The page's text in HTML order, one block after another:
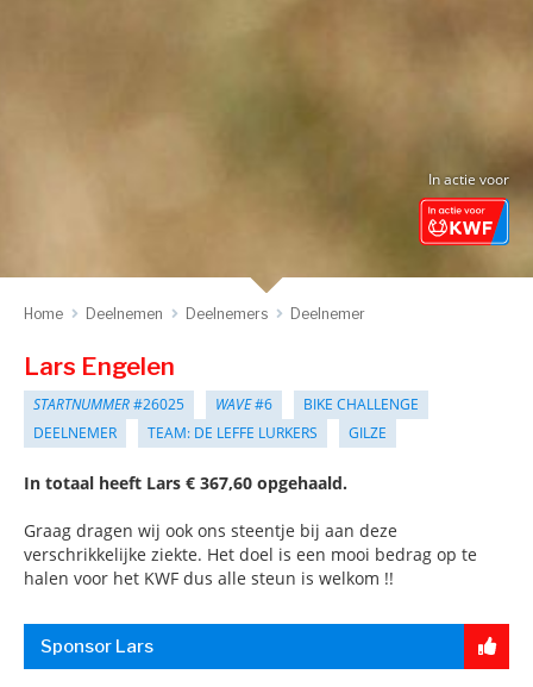
In actie voor
Home Deelnemen Deelnemers Deelnemer
Lars Engelen
STARTNUMMER#26025 WAVE#6
BIKE CHALLENGE
DEELNEMER
TEAM: DE LEFFE LURKERS GILZE
In totaal heeft Lars € 367,60 opgehaald.
Graag dragen wij ook ons steentje bij aan deze
verschrikkelijke ziekte. Het doel is een mooi bedrag op te
halen voor het KWF dus alle steun is welkom !!
Sponsor Lars